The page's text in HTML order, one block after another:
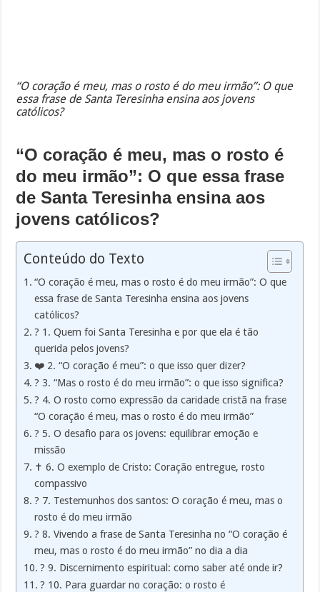
“O coração é meu, mas o rosto é do meu irmão”: O que
essa frase de Santa Teresinha ensina aos jovens
católicos?
“O coração é meu, mas o rosto é
do meu irmão”: O que essa frase
de Santa Teresinha ensina aos
jovens católicos?
Conteúdo do Texto
“O coração é meu, mas o rosto é do meu irmão”: O que
essa frase de Santa Teresinha ensina aos jovens
católicos?
? 1. Quem foi Santa Teresinha e por que ela é tão
querida pelos jovens?
❤️ 2. “O coração é meu”: o que isso quer dizer?
? 3. “Mas o rosto é do meu irmão”: o que isso significa?
? 4. O rosto como expressão da caridade cristã na frase
“O coração é meu, mas o rosto é do meu irmão”
? 5. O desafio para os jovens: equilibrar emoção e
missão
✝️ 6. O exemplo de Cristo: Coração entregue, rosto
compassivo
? 7. Testemunhos dos santos: O coração é meu, mas o
rosto é do meu irmão
? 8. Vivendo a frase de Santa Teresinha no “O coração é
meu, mas o rosto é do meu irmão” no dia a dia
? 9. Discernimento espiritual: como saber até onde ir?
? 10. Para guardar no coração: o rosto é